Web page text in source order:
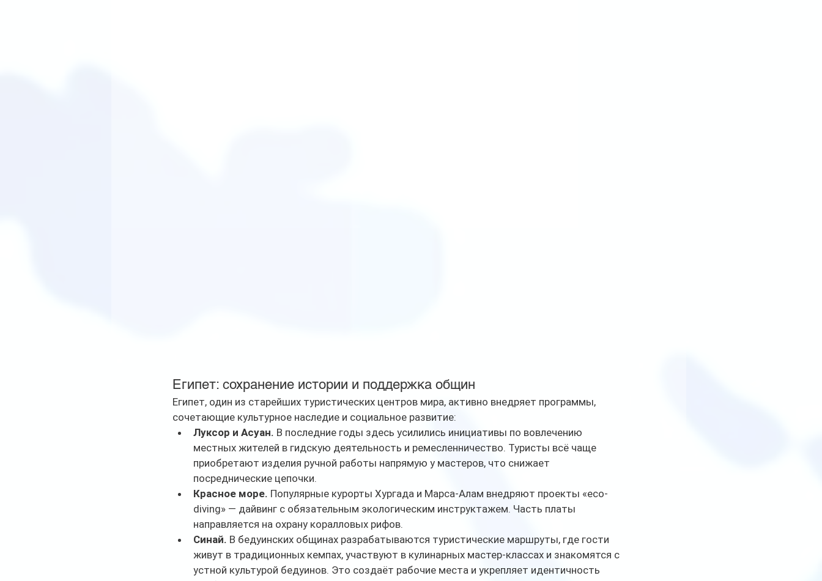
Египет: сохранение истории и поддержка общин
Египет, один из старейших туристических центров мира, активно внедряет программы,
сочетающие культурное наследие и социальное развитие:
Луксор и Асуан. В последние годы здесь усилились инициативы по вовлечению
местных жителей в гидскую деятельность и ремесленничество. Туристы всё чаще
приобретают изделия ручной работы напрямую у мастеров, что снижает
посреднические цепочки.
Красное море. Популярные курорты Хургада и Марса-Алам внедряют проекты «eco-
diving» — дайвинг с обязательным экологическим инструктажем. Часть платы
направляется на охрану коралловых рифов.
Синай. В бедуинских общинах разрабатываются туристические маршруты, где гости
живут в традиционных кемпах, участвуют в кулинарных мастер-классах и знакомятся с
устной культурой бедуинов. Это создаёт рабочие места и укрепляет идентичность